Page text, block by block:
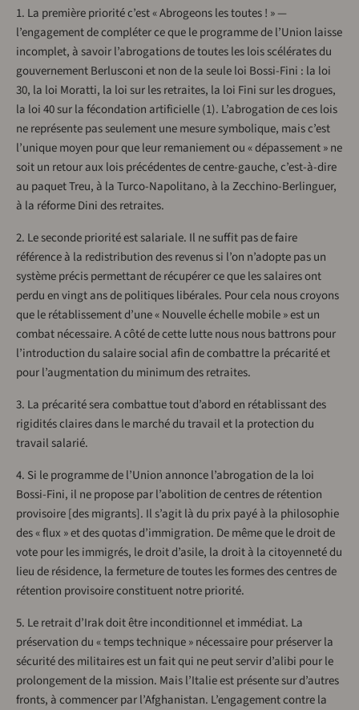
1. La première priorité c’est « Abrogeons les toutes ! » —
l’engagement de compléter ce que le programme de l’Union laisse
incomplet, à savoir l’abrogations de toutes les lois scélérates du
gouvernement Berlusconi et non de la seule loi Bossi-Fini : la loi
30, la loi Moratti, la loi sur les retraites, la loi Fini sur les drogues,
la loi 40 sur la fécondation artificielle (1). L’abrogation de ces lois
ne représente pas seulement une mesure symbolique, mais c’est
l’unique moyen pour que leur remaniement ou « dépassement » ne
soit un retour aux lois précédentes de centre-gauche, c’est-à-dire
au paquet Treu, à la Turco-Napolitano, à la Zecchino-Berlinguer,
à la réforme Dini des retraites.
2. Le seconde priorité est salariale. Il ne suffit pas de faire
référence à la redistribution des revenus si l’on n’adopte pas un
système précis permettant de récupérer ce que les salaires ont
perdu en vingt ans de politiques libérales. Pour cela nous croyons
que le rétablissement d’une « Nouvelle échelle mobile » est un
combat nécessaire. A côté de cette lutte nous nous battrons pour
l’introduction du salaire social afin de combattre la précarité et
pour l’augmentation du minimum des retraites.
3. La précarité sera combattue tout d’abord en rétablissant des
rigidités claires dans le marché du travail et la protection du
travail salarié.
4. Si le programme de l’Union annonce l’abrogation de la loi
Bossi-Fini, il ne propose par l’abolition de centres de rétention
provisoire [des migrants]. Il s’agit là du prix payé à la philosophie
des « flux » et des quotas d’immigration. De même que le droit de
vote pour les immigrés, le droit d’asile, la droit à la citoyenneté du
lieu de résidence, la fermeture de toutes les formes des centres de
rétention provisoire constituent notre priorité.
5. Le retrait d’Irak doit être inconditionnel et immédiat. La
préservation du « temps technique » nécessaire pour préserver la
sécurité des militaires est un fait qui ne peut servir d’alibi pour le
prolongement de la mission. Mais l’Italie est présente sur d’autres
fronts, à commencer par l’Afghanistan. L’engagement contre la